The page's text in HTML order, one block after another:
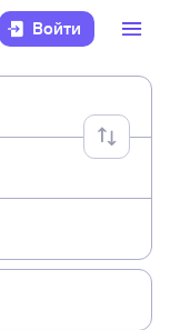
Войти